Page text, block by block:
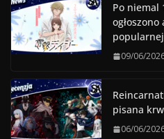
Po niemal
09/06/
pisana
06/06/